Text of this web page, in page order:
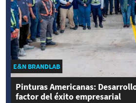
E&N BRANDLAB
Pinturas Americanas:
factor del éxito empresarial